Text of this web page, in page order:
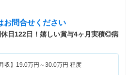
問合せください
休日122日！嬉しい賞与4ヶ月実積◎病
収】 19.0万円～30.0万円 程度